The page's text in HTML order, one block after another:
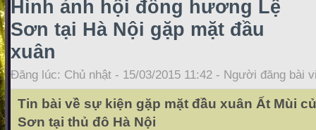
Hình ảnh hội đồng hương Lệ
Sơn tại Hà Nội gặp mặt đầu
xuân
Đăng lúc: Chủ nhật - 15/03/2015 11:42 - Người đăng bài
Tin bài về sự kiện gặp mặt đầu xuân Ất Mùi
Sơn tại thủ đô Hà Nội